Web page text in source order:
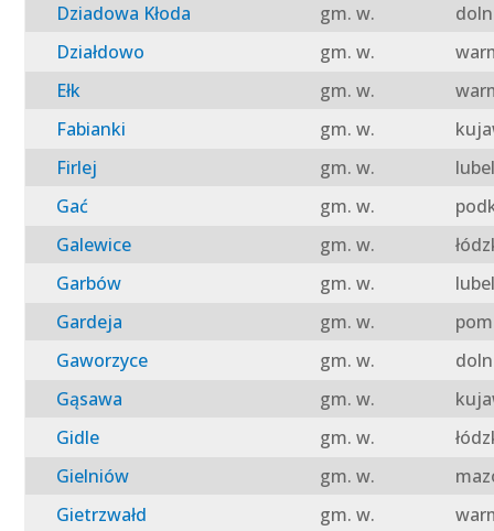
Dziadowa Kłoda
gm. w.
Działdowo
gm. w.
Ełk
gm. w.
Fabianki
gm. w.
Firlej
gm. w.
Gać
gm. w.
Galewice
gm. w.
Garbów
gm. w.
Gardeja
gm. w.
Gaworzyce
gm. w.
Gąsawa
gm. w.
Gidle
gm. w.
Gielniów
gm. w.
Gietrzwałd
gm. w.